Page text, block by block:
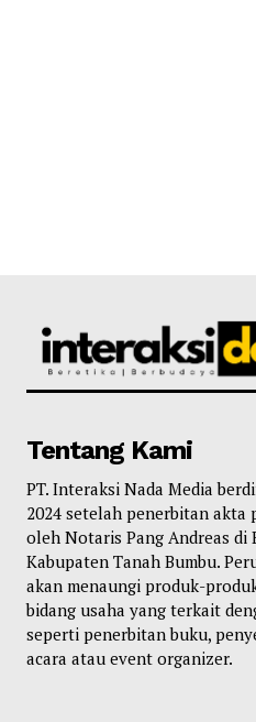
Tentang Kami
PT. Interaksi Nada Media
2024 setelah penerbitan akta
oleh Notaris Pang Andreas di
Kabupaten Tanah Bumbu.
akan menaungi produk-
bidang usaha yang terkait
seperti penerbitan buku,
acara atau event organizer.